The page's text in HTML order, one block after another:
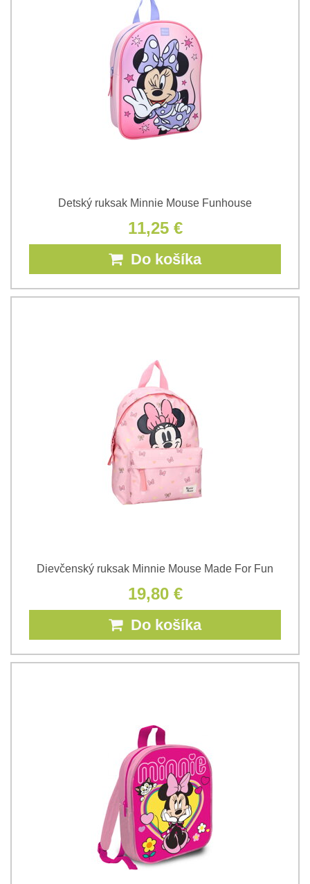
Detský ruksak Minnie Mouse Funhouse
11,25 €
Do košíka
Dievčenský ruksak Minnie Mouse Made For Fun
19,80 €
Do košíka